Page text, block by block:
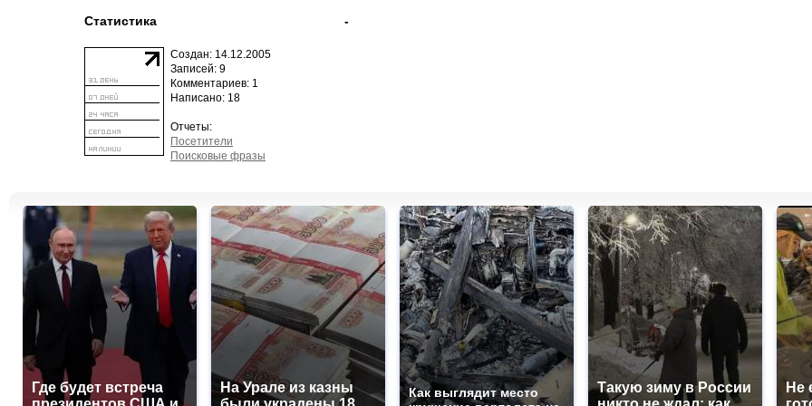
-
Статистика
Создан: 14.12.2005
Записей: 9
Комментариев: 1
Написано: 18
Отчеты:
Посетители
Поисковые фразы
Где будет встреча
На Урале из казны
Как выглядит место
Такую зиму в России
Не